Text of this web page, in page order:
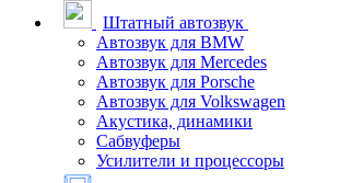
Штатный автозвук
Автозвук для BMW
Автозвук для Mercedes
Автозвук для Porsche
Автозвук для Volkswagen
Акустика, динамики
Сабвуферы
Усилители и процессоры